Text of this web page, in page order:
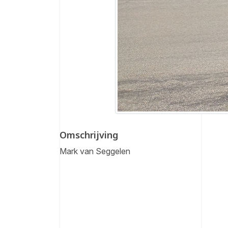
Omschrijving
Mark van Seggelen